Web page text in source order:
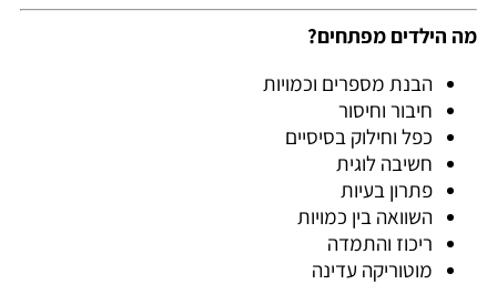
מה הילדים מפתחים?
הבנת מספרים וכמויות
חיבור וחיסור
כפל וחילוק בסיסיים
חשיבה לוגית
פתרון בעיות
השוואה בין כמויות
ריכוז והתמדה
מוטוריקה עדינה